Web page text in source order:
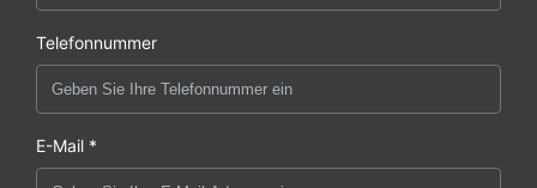
Telefonnummer
E-Mail *